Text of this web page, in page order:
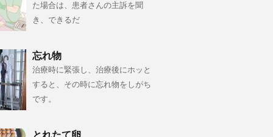
た場合は、患者さんの主訴を聞
き、できるだ
忘れ物
治療時に緊張し、治療後にホッと
すると、その時に忘れ物をしがち
です。
とれたて卵